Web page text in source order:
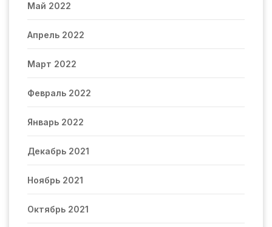
Май 2022
Апрель 2022
Март 2022
Февраль 2022
Январь 2022
Декабрь 2021
Ноябрь 2021
Октябрь 2021